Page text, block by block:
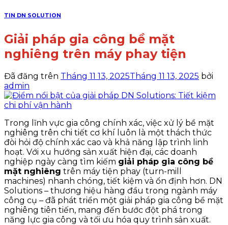
TIN DN SOLUTION
Giải pháp gia công bề mặt
nghiêng trên máy phay tiện
Đã đăng trên Tháng 11 13, 2025Tháng 11 13, 2025 bởi
admin
Trong lĩnh vực gia công chính xác, việc xử lý bề mặt
nghiêng trên chi tiết cơ khí luôn là một thách thức
đòi hỏi độ chính xác cao và khả năng lập trình linh
hoạt. Với xu hướng sản xuất hiện đại, các doanh
nghiệp ngày càng tìm kiếm giải pháp gia công bề
mặt nghiêng trên máy tiện phay (turn-mill
machines) nhanh chóng, tiết kiệm và ổn định hơn. DN
Solutions – thương hiệu hàng đầu trong ngành máy
công cụ – đã phát triển một giải pháp gia công bề mặt
nghiêng tiên tiến, mang đến bước đột phá trong
năng lực gia công và tối ưu hóa quy trình sản xuất.